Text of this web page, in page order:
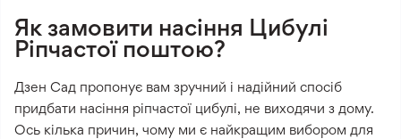
Як замовити насіння Цибулі
Ріпчастої поштою?
Дзен Сад пропонує вам зручний і надійний спосіб
придбати насіння ріпчастої цибулі, не виходячи з дому.
Ось кілька причин, чому ми є найкращим вибором для